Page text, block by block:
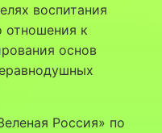
воспитания
отношения к
основ
Россия» по